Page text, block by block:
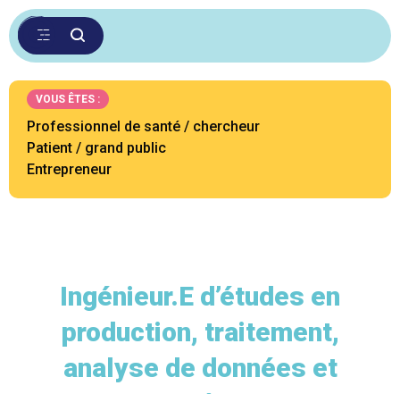
VOUS ÊTES :
Professionnel de santé / chercheur
Patient / grand public
Entrepreneur
Ingénieur.E d’études en
production, traitement,
analyse de données et